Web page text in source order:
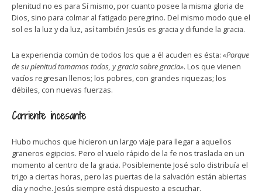
plenitud no es para Sí mismo, por cuanto posee la misma gloria de
Dios, sino para colmar al fatigado peregrino. Del mismo modo que el
sol es la luz y da luz, así también Jesús es gracia y difunde la gracia.
La experiencia común de todos los que a él acuden es ésta: «Porque
de su plenitud tomamos todos, y gracia sobre gracia». Los que vienen
vacíos regresan llenos; los pobres, con grandes riquezas; los
débiles, con nuevas fuerzas.
Corriente incesante
Hubo muchos que hicieron un largo viaje para llegar a aquellos
graneros egipcios. Pero el vuelo rápido de la fe nos traslada en un
momento al centro de la gracia. Posiblemente José solo distribuía el
trigo a ciertas horas, pero las puertas de la salvación están abiertas
día y noche. Jesús siempre está dispuesto a escuchar.